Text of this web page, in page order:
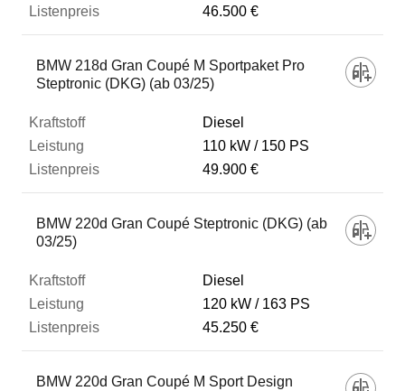
46.500 €
BMW 218d Gran Coupé M Sportpaket Pro
Steptronic (DKG) (ab 03/25)
Diesel
110 kW
150 PS
49.900 €
BMW 220d Gran Coupé Steptronic (DKG) (ab
03/25)
Diesel
120 kW
163 PS
45.250 €
BMW 220d Gran Coupé M Sport Design